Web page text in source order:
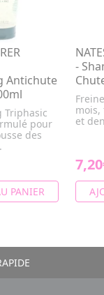
Antichute
Triphasic
pour
des
PANIER
-
mois,
et